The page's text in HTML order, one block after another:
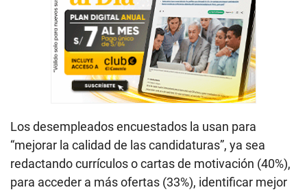
Los desempleados encuestados la usan para
“mejorar la calidad de las candidaturas”, ya sea
redactando currículos o cartas de motivación (40%),
para acceder a más ofertas (33%), identificar mejor